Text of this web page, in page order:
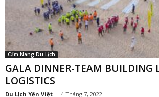
Cẩm Nang Du Lịch
GALA DINNER-TEAM BUILDING
LOGISTICS
Du Lịch Yến Việt - 4 Tháng 7, 2022